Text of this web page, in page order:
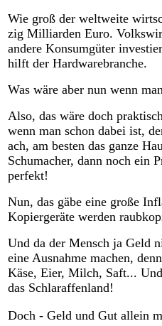
Wie groß der weltweite
zig Milliarden Euro.
andere Konsumgüter
hilft der Hardwarebranche.
Was wäre aber nun wenn
Also, das wäre doch
wenn man schon dabei ist,
ach, am besten das ganze
Schumacher, dann noch ein
perfekt!
Nun, das gäbe eine große
Kopiergeräte werden
Und da der Mensch ja Geld
eine Ausnahme machen,
Käse, Eier, Milch, Saft...
das Schlaraffenland!
Doch - Geld und Gut allein